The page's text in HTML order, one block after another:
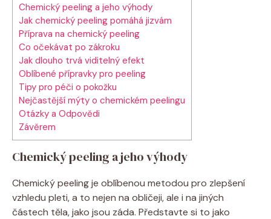
Chemický peeling a jeho výhody
Jak chemický peeling pomáhá jizvám
Příprava na chemický peeling
Co očekávat po zákroku
Jak dlouho trvá viditelný efekt
Oblíbené přípravky pro peeling
Tipy pro péči o pokožku
Nejčastější mýty o chemickém peelingu
Otázky a Odpovědi
Závěrem
Chemický peeling a jeho výhody
Chemický peeling je oblíbenou metodou pro zlepšení
vzhledu pleti, a to nejen na obličeji, ale i na jiných
částech těla, jako jsou záda. Představte si to jako